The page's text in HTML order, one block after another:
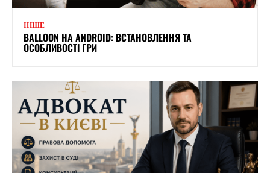
ІНШЕ
BALLOON НА ANDROID: ВСТАНОВЛЕННЯ ТА
ОСОБЛИВОСТІ ГРИ